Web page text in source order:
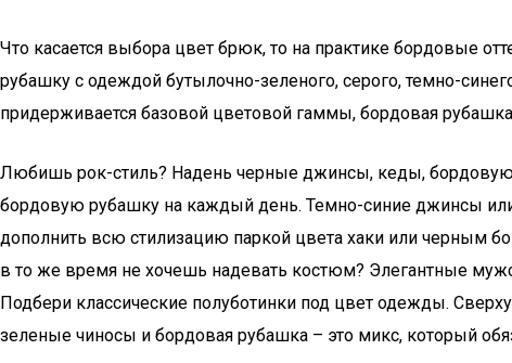
Что касается выбора цвет брюк, то на практике бордовые
рубашку с одеждой бутылочно-зеленого, серого, темно-
придерживается базовой цветовой гаммы, бордовая
Любишь рок-стиль? Надень черные джинсы, кеды, бордовую
бордовую рубашку на каждый день. Темно-синие джинсы
дополнить всю стилизацию паркой цвета хаки или черным
в то же время не хочешь надевать костюм? Элегантные
Подбери классические полуботинки под цвет одежды.
зеленые чиносы и бордовая рубашка – это микс, который